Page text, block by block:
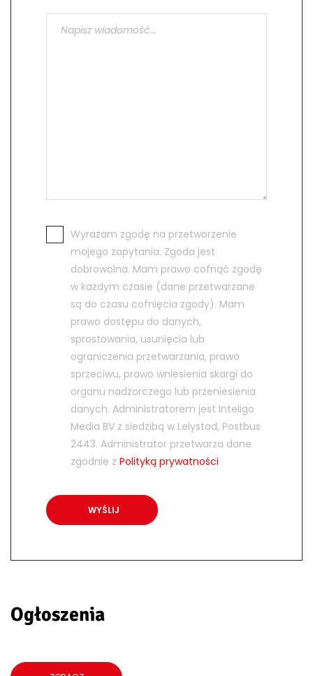
Wyrażam zgodę na przetworzenie
mojego zapytania. Zgoda jest
dobrowolna. Mam prawo cofnąć zgodę
w każdym czasie (dane przetwarzane
są do czasu cofnięcia zgody). Mam
prawo dostępu do danych,
sprostowania, usunięcia lub
ograniczenia przetwarzania, prawo
sprzeciwu, prawo wniesienia skargi do
organu nadzorczego lub przeniesienia
danych. Administratorem jest Inteligo
Media BV z siedzibą w Lelystad, Postbus
2443. Administrator przetwarza dane
zgodnie z Polityką prywatności
Ogłoszenia